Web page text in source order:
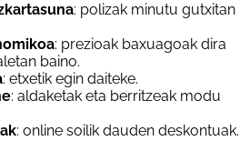
: polizak minutu gutxitan
: prezioak baxuagoak dira
baino.
: etxetik egin daiteke.
: aldaketak eta berritzeak modu
: online soilik dauden deskontuak.